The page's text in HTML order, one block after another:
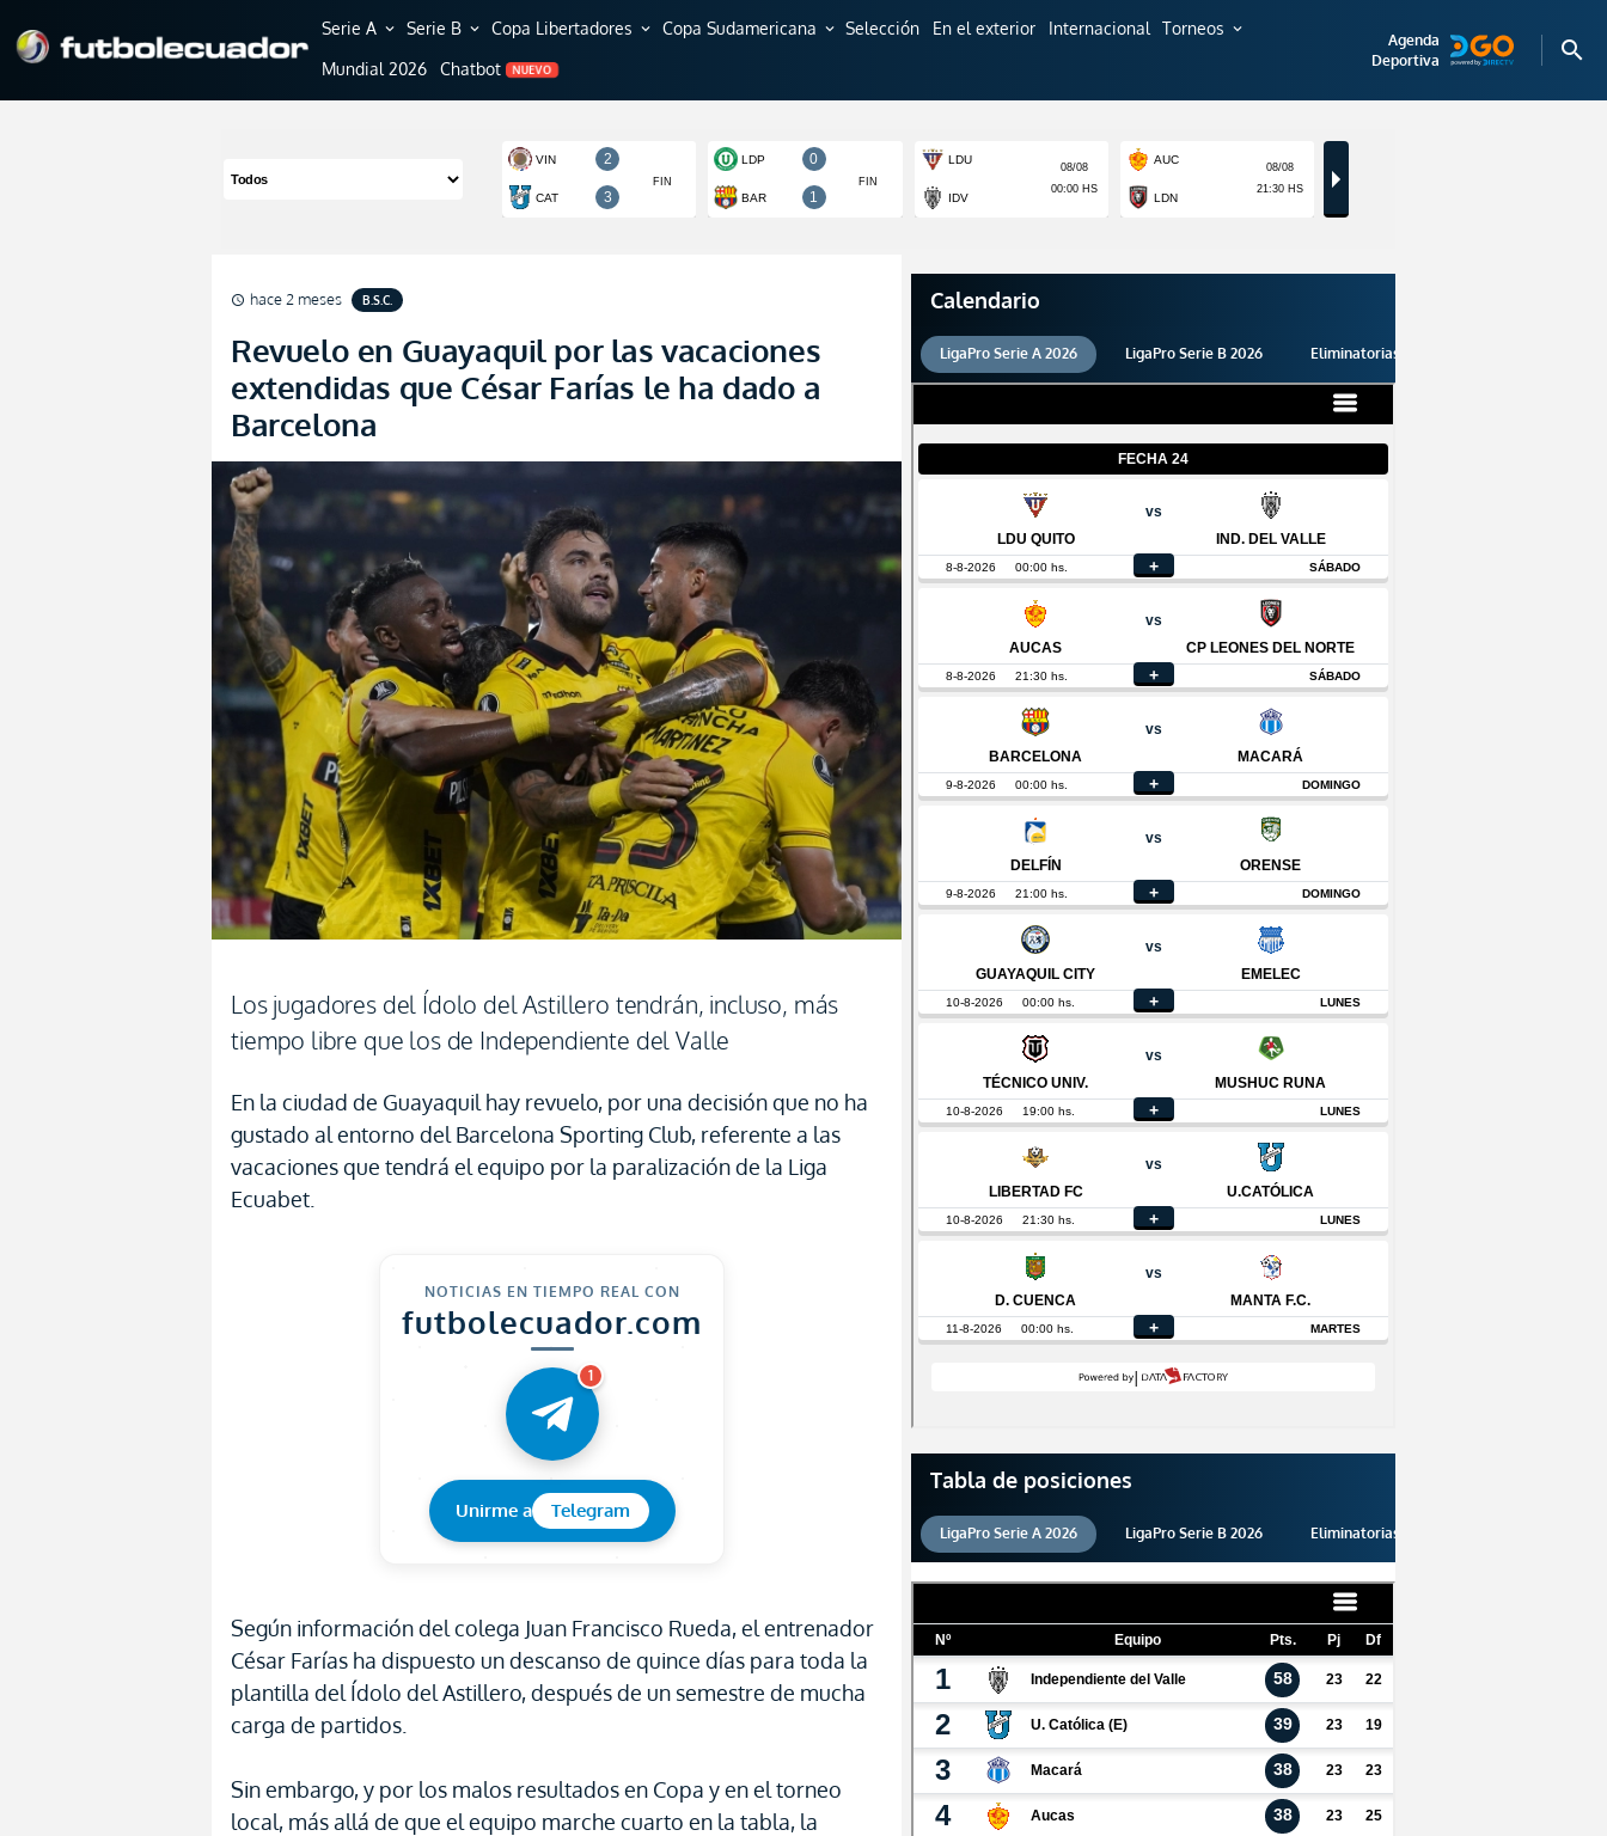
Serie A expand_more Serie B expand_more Copa Libertadores expand_more Copa Sudamericana expand_more Selección En el exterior Internacional Torneos expand_more
Mundial 2026 Chatbot NUEVO
Agenda
Deportiva
search
schedule hace 2 meses B.S.C.
Revuelo en Guayaquil por las vacaciones
extendidas que César Farías le ha dado a
Barcelona
Los jugadores del Ídolo del Astillero tendrán, incluso, más
tiempo libre que los de Independiente del Valle
En la ciudad de Guayaquil hay revuelo, por una decisión que no ha
gustado al entorno del Barcelona Sporting Club, referente a las
vacaciones que tendrá el equipo por la paralización de la Liga
Ecuabet.
NOTICIAS EN TIEMPO REAL CON
futbolecuador.com
1
Unirme a Telegram
Según información del colega Juan Francisco Rueda, el entrenador
César Farías ha dispuesto un descanso de quince días para toda la
plantilla del Ídolo del Astillero, después de un semestre de mucha
carga de partidos.
Sin embargo, y por los malos resultados en Copa y en el torneo
local, más allá de que el equipo marche cuarto en la tabla, la
Calendario
LigaPro Serie A 2026 LigaPro Serie B 2026 Eliminatorias 2026
Tabla de posiciones
LigaPro Serie A 2026 LigaPro Serie B 2026 Eliminatorias 2026